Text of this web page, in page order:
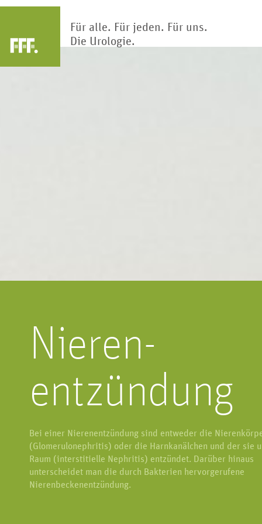
Für alle. Für jeden. Für uns.
Die Urologie.
Bereiche unterteilen.
Harnblase und
Nieren-
entzündung
Bei einer Nierenentzündung sind entweder die
(Glomerulonephritis) oder die Harnkanälchen und der sie
Raum (interstitielle Nephritis) entzündet. Darüber hinaus
unterscheidet man die durch Bakterien hervorgerufene
Nierenbeckenentzündung.